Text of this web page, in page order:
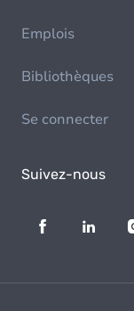
Emplois
Bibliothèques
Se connecter
Suivez-nous